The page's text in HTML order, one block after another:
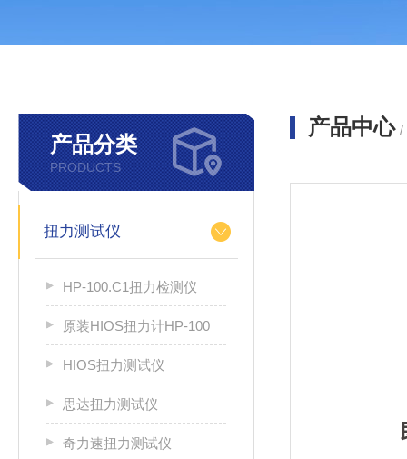
产品分类
PRODUCTS
扭力测试仪
HP-100.C1扭力检测仪
原装HIOS扭力计HP-100
HIOS扭力测试仪
思达扭力测试仪
奇力速扭力测试仪
产品中心 /